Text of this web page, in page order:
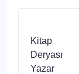
Kitap
Deryası
Yazar